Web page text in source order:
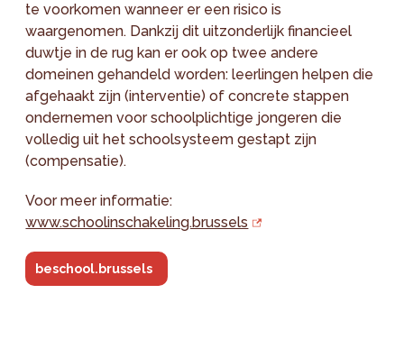
te voorkomen wanneer er een risico is
waargenomen. Dankzij dit uitzonderlijk financieel
duwtje in de rug kan er ook op twee andere
domeinen gehandeld worden: leerlingen helpen die
afgehaakt zijn (interventie) of concrete stappen
ondernemen voor schoolplichtige jongeren die
volledig uit het schoolsysteem gestapt zijn
(compensatie).
Voor meer informatie:
www.schoolinschakeling.brussels
beschool.brussels